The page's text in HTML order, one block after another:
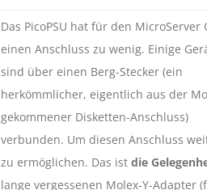
Das PicoPSU hat für den MicroServer
einen Anschluss zu wenig. Einige
sind über einen Berg-Stecker (ein
herkömmlicher, eigentlich aus der
gekommener Disketten-Anschluss)
verbunden. Um diesen Anschluss
zu ermöglichen. Das ist die
lange vergessenen Molex-Y-Adapter